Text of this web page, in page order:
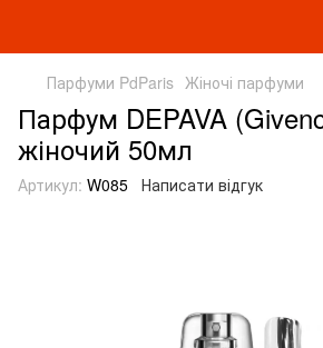
Парфуми PdParis Жіночі парфуми
Парфум DEPAVA
жіночий 50мл
Артикул: W085 Написати відгук